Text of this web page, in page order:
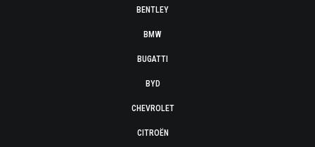
BENTLEY
BMW
BUGATTI
BYD
CHEVROLET
CITROËN